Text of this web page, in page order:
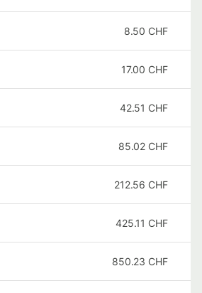
8.50 CHF
17.00 CHF
42.51 CHF
85.02 CHF
212.56 CHF
425.11 CHF
850.23 CHF